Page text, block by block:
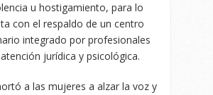
u hostigamiento, para lo
con el respaldo de un centro
integrado por profesionales
jurídica y psicológica.
a las mujeres a alzar la voz y